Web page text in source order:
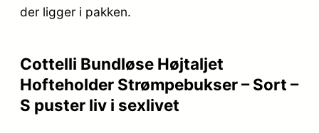
der ligger i pakken.
Cottelli Bundløse Højtaljet
Hofteholder Strømpebukser – Sort –
S puster liv i sexlivet